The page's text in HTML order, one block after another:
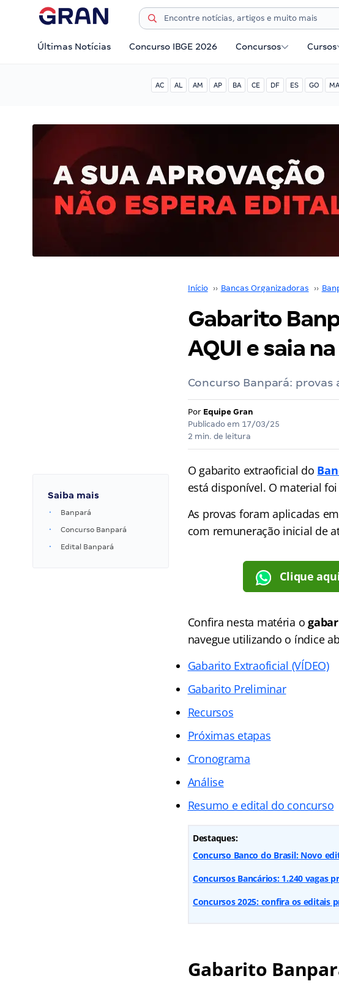
Últimas Notícias Concurso IBGE 2026 Concursos Cursos
AC AL AM AP BA CE DF ES GO MA
Início ›› Bancas Organizadoras ››
Gabarito
AQUI e saia
Concurso Banpará:
Por Equipe Gran
Publicado em 17/03/25
2 min. de leitura
Saiba mais
Banpará
Concurso Banpará
Edital Banpará
O gabarito extraoficial do
está disponível. O material
As provas foram aplicadas
com remuneração inicial de
Clique
Confira nesta matéria o
navegue utilizando o índice
Gabarito Extraoficial (VÍDEO)
Gabarito Preliminar
Recursos
Próximas etapas
Cronograma
Análise
Resumo e edital do concurso
Destaques:
Concurso Banco do Brasil: Novo
Concursos Bancários: 1.240 vagas
Concursos 2025: confira os editais
Gabarito